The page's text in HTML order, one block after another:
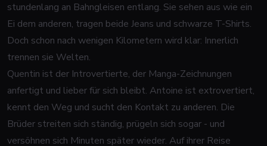
stundenlang an Bahngleisen entlang. Sie sehen aus wie ein
Ei dem anderen, tragen beide Jeans und schwarze T-Shirts.
Doch schon nach wenigen Kilometern wird klar: Innerlich
trennen sie Welten.
Quentin ist der Introvertierte, der Manga-Zeichnungen
anfertigt und lieber für sich bleibt. Antoine ist extrovertiert,
kennt den Weg und sucht den Kontakt zu anderen. Die
Brüder streiten sich ständig, prügeln sich sogar - und
versöhnen sich Minuten später wieder. Auf ihrer Reise